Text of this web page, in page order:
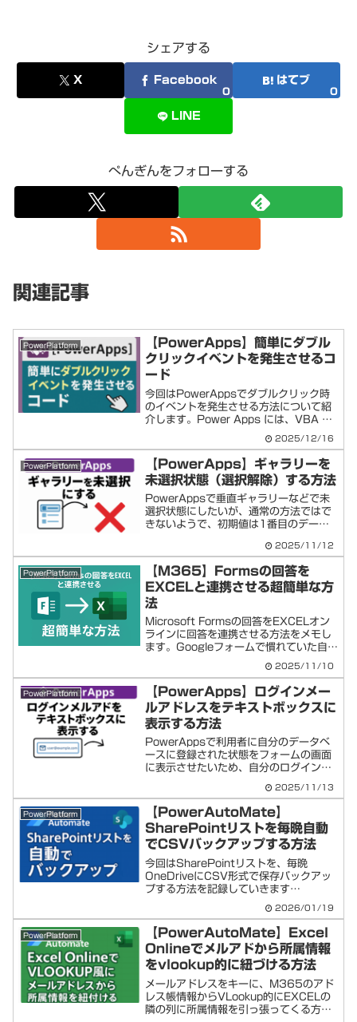
シェアする
X Facebook
0
はてブ
0
LINE
ぺんぎんをフォローする
関連記事
PowerPlatform
【PowerApps】簡単にダブル
クリックイベントを発生させるコ
ード
今回はPowerAppsでダブルクリック時
のイベントを発生させる方法について紹
介します。Power Apps には、VBA の
ィ」はありません。しかし、1回目のク
リック時に PC上の現在時刻 を記録し、
2回...
2025/12/16
PowerPlatform
【PowerApps】ギャラリーを
未選択状態（選択解除）する方法
PowerAppsで垂直ギャラリーなどで未
選択状態にしたいが、通常の方法ではで
きないようで、初期値は1番目のデータ
法で解除できることがわかったので、今
回記事に残します。PowerApps ギャ
ラリーを未選...
2025/11/12
PowerPlatform
【M365】Formsの回答を
EXCELと連携させる超簡単な方
法
Microsoft Formsの回答をEXCELオン
ラインに回答を連携させる方法をメモし
ます。Googleフォームで慣れていた自分
成したときに、アレコレ迷いました💦や
り方が分かれば簡単。ただし作り始め
で...
2025/11/10
PowerPlatform
【PowerApps】ログインメー
ルアドレスをテキストボックスに
表示する方法
PowerAppsで利用者に自分のデータベ
ースに登録された状態をフォームの画面
に表示させたいため、自分のログインメ
ドレスをキーに表示させたい項目などが
あるかと思います。今回はそういったケ
ースのコードを( ...
2025/11/13
PowerPlatform
【PowerAutoMate】
SharePointリストを毎晩自動
でCSVバックアップする方法
今回はSharePointリストを、毎晩
OneDriveにCSV形式で保存バックアッ
プする方法を記録していきます
をまるごと毎晩自動バックアップ保存す
る流れフロー全体のイメージ毎晩1:00...
2026/01/19
PowerPlatform
【PowerAutoMate】Excel
Onlineでメルアドから所属情報
をvlookup的に紐づける方法
メールアドレスをキーに、M365のアド
レス帳情報からVLookup的にEXCELの
隣の列に所属情報を引っ張ってくる方法